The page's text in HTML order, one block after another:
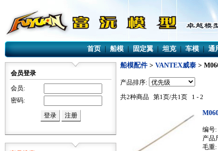
首页|船模|固定翼|坦克|车模 |通
会员登录
会员:
密码:
船模配件> VANTEX威泰 >
产品排序:
共2种商品 第1页/共1页 1 - 2
编号:
产品
毛重: